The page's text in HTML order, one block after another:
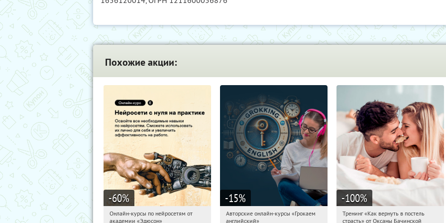
Похожие акции:
-60%
19:09:36 Получили:
Онлайн-курсы по нейросетям от
академии «Эдюсон»
-15%
19:09:36 Получили:
Авторские онлайн-курсы «Грокаем
английский»
-100%
19:09:36 Получили:
Тренинг «Как вернуть в постель
страсть» от Оксаны Бачинской